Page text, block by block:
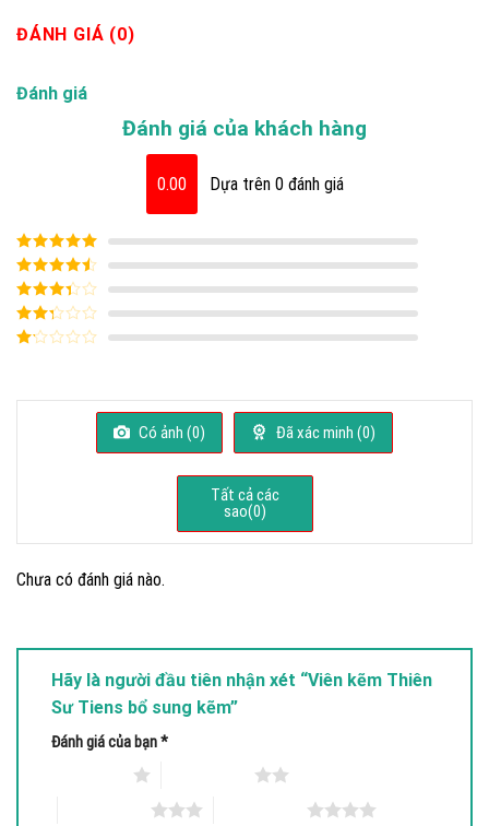
ĐÁNH GIÁ (0)
Đánh giá
Đánh giá của khách hàng
0.00 Dựa trên 0 đánh giá
Được xếp
hạng
5
Được xếp
hạng
sao
Được
xếp
hạng3
Được
1
Có ảnh (0) Đã xác minh (0)
Tất cả các
sao(0)
Chưa có đánh giá nào.
Hãy là người đầu tiên nhận xét “Viên kẽm Thiên
Sư Tiens bổ sung kẽm”
Đánh giá của bạn*